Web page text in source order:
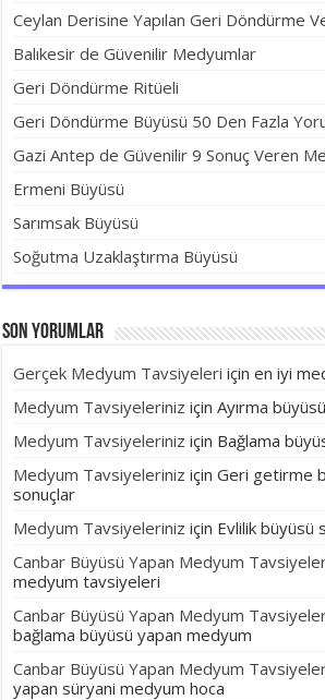
Ceylan Derisine Yapılan Geri Döndürme
Balıkesir de Güvenilir Medyumlar
Geri Döndürme Ritüeli
Geri Döndürme Büyüsü 50 Den Fazla
Gazi Antep de Güvenilir 9 Sonuç Veren
Ermeni Büyüsü
Sarımsak Büyüsü
Soğutma Uzaklaştırma Büyüsü
Son yorumlar
Gerçek Medyum Tavsiyeleri içinen iyi
Medyum Tavsiyeleriniz içinAyırma
Medyum Tavsiyeleriniz için Bağlama
Medyum Tavsiyeleriniz içinGeri getirme
sonuçlar
Medyum Tavsiyeleriniz için Evlilik büyüsü
Canbar Büyüsü Yapan Medyum
medyum tavsiyeleri
Canbar Büyüsü Yapan Medyum
bağlama büyüsü yapan medyum
Canbar Büyüsü Yapan Medyum
yapan süryani medyum hoca